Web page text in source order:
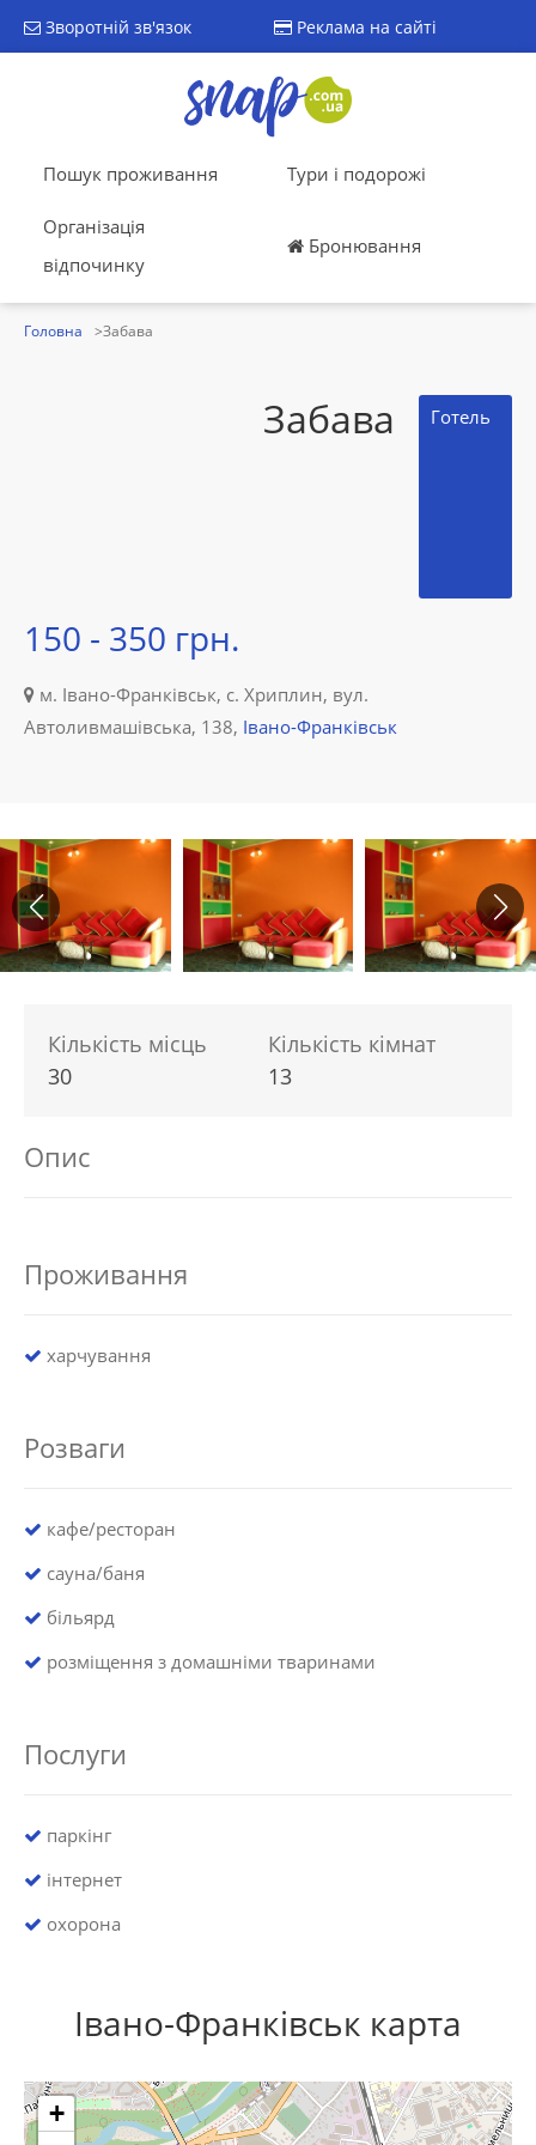
Зворотній зв'язок Реклама на сайті
Пошук проживання Тури і подорожі
Організація
відпочинку
Бронювання
Головна Забава
Забава Готель
150 - 350 грн.
м. Івано-Франківськ, с. Хриплин, вул.
Автоливмашівська, 138, Івано-Франківськ
Кількість місць
30
Кількість кімнат
13
Опис
Проживання
харчування
Розваги
кафе/ресторан
сауна/баня
більярд
розміщення з домашніми тваринами
Послуги
паркінг
інтернет
охорона
Івано-Франківськ карта
+